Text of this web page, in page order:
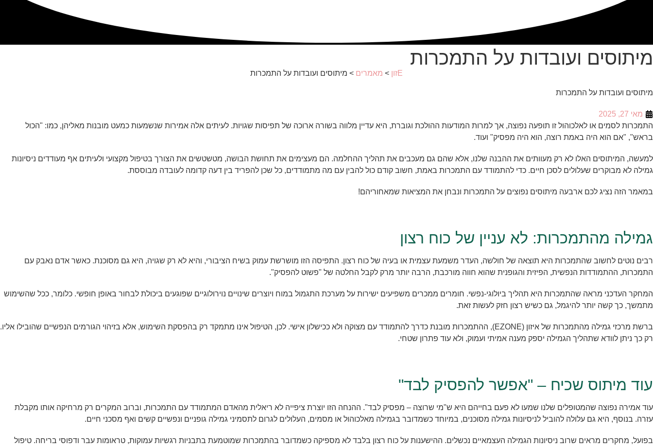
מיתוסים ועובדות על התמכרות
Eזון > מאמרים > מיתוסים ועובדות על התמכרות
מיתוסים ועובדות על התמכרות
מאי 27, 2025
התמכרות לסמים או לאלכוהול זו תופעה נפוצה, אך למרות המודעות ההולכת וגוברת, היא עדיין מלווה בשורה ארוכה של תפיסות שגויות. לעיתים אלה אמירות שנשמעות כמעט מובנות מאליהן, כמו: "הכול
בראש", "אם הוא היה באמת רוצה, הוא היה מפסיק" ועוד.
למעשה, המיתוסים האלו לא רק מעוותים את ההבנה שלנו, אלא שהם גם מעכבים את תהליך ההחלמה. הם מעצימים את תחושת הבושה, מטשטשים את הצורך בטיפול מקצועי ולעיתים אף מעודדים ניסיונות
גמילה לא מבוקרים שעלולים לסכן חיים. כדי להתמודד עם התמכרות באמת, חשוב קודם כול להבין עם מה מתמודדים, כל שכן להפריד בין דעה קדומה לעובדה מבוססת.
במאמר הזה נציג לכם ארבעה מיתוסים נפוצים על התמכרות ונבחן את המציאות שמאחוריהם!
גמילה מהתמכרות: לא עניין של כוח רצון
רבים נוטים לחשוב שהתמכרות היא תוצאה של חולשה, העדר משמעת עצמית או בעיה של כוח רצון. התפיסה הזו מושרשת עמוק בשיח הציבורי, והיא לא רק שגויה, היא גם מסוכנת. כאשר אדם נאבק עם
התמכרות, ההתמודדות הנפשית, הפיזית והגופנית שהוא חווה מורכבת, הרבה יותר מרק לקבל החלטה של "פשוט להפסיק".
המחקר העדכני מראה שהתמכרות היא תהליך ביולוגי-נפשי. חומרים ממכרים משפיעים ישירות על מערכת התגמול במוח ויוצרים שינויים נוירולוגיים שפוגעים ביכולת לבחור באופן חופשי. כלומר, ככל שהשימוש
מתמשך, כך קשה יותר להיגמל, גם כשיש רצון חזק לעשות זאת.
ברשת מרכזי גמילה מהתמכרות של איזון (EZONE), ההתמכרות מובנת כדרך להתמודד עם מצוקה ולא ככישלון אישי. לכן, הטיפול אינו מתמקד רק בהפסקת השימוש, אלא בזיהוי הגורמים הנפשיים שהובילו אליו.
רק כך ניתן לוודא שתהליך הגמילה יספק מענה אמיתי ועמוק, ולא עוד פתרון שטחי.
עוד מיתוס שכיח – "אפשר להפסיק לבד"
עוד אמירה נפוצה שהמטופלים שלנו שמעו לא פעם בחייהם היא ש"מי שרוצה – מפסיק לבד". ההנחה הזו יוצרת ציפייה לא ריאלית מהאדם המתמודד עם התמכרות, וברוב המקרים רק מרחיקה אותו מקבלת
עזרה. בנוסף, היא גם עלולה להוביל לניסיונות גמילה מסוכנים, במיוחד כשמדובר בגמילה מאלכוהול או מסמים, העלולים לגרום לתסמיני גמילה גופניים ונפשיים קשים ואף מסכני חיים.
בפועל, מחקרים מראים שרוב ניסיונות הגמילה העצמאיים נכשלים. ההישענות על כוח רצון בלבד לא מספיקה כשמדובר בהתמכרות שמוטמעת בתבניות רגשיות עמוקות, טראומות עבר ודפוסי בריחה. טיפול